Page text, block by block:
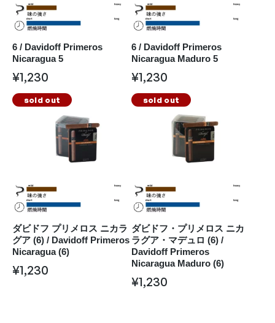
6 / Davidoff Primeros
Nicaragua 5
¥1,230
6 / Davidoff Primeros
Nicaragua Maduro 5
¥1,230
sold out
ダビドフ プリメロス ニカラ
グア (6) / Davidoff Primeros
Nicaragua (6)
¥1,230
sold out
ダビドフ・プリメロス ニカ
ラグア・マデュロ (6) /
Davidoff Primeros
Nicaragua Maduro (6)
¥1,230